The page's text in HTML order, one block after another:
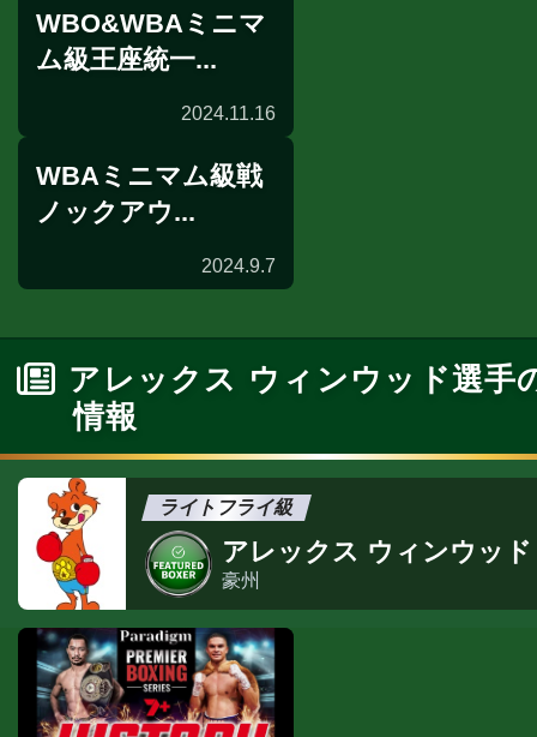
海外試合結果
海外前日計量
WBO&WBAミニマ
ム級王座統一...
2024.11.16
WBAミニマム級戦
ノックアウ...
2024.9.7
アレックス ウィンウッド選手
情報
ライトフライ級
アレックス ウィンウッド
豪州